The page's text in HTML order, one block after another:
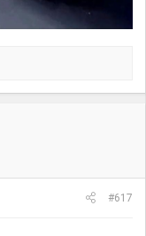
#617